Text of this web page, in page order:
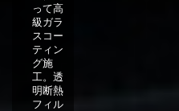
って高
級ガラ
スコー
ティン
グ施
工。透
明断熱
フィル